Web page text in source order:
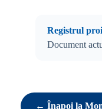
Registrul
Document
← Înapoi la